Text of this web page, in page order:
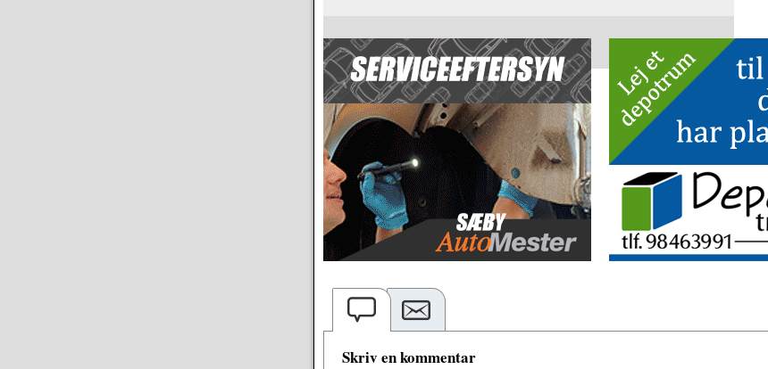
Skriv en kommentar